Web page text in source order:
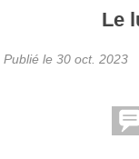
Le
Publié le 30 oct. 2023